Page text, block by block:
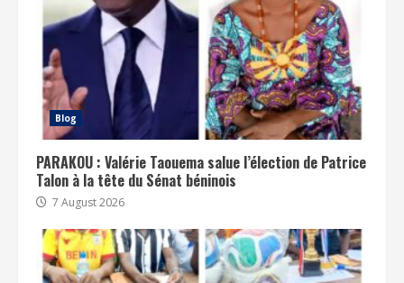
Blog
PARAKOU : Valérie Taouema salue l’élection de Patrice
Talon à la tête du Sénat béninois
7 August 2026